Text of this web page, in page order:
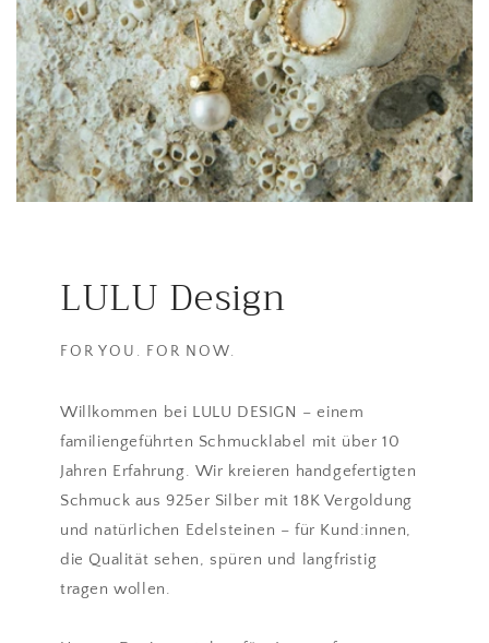
LULU Design
FOR YOU. FOR NOW.
Willkommen bei LULU DESIGN – einem
familiengeführten Schmucklabel mit über 10
Jahren Erfahrung. Wir kreieren handgefertigten
Schmuck aus 925er Silber mit 18K Vergoldung
und natürlichen Edelsteinen – für Kund:innen,
die Qualität sehen, spüren und langfristig
tragen wollen.